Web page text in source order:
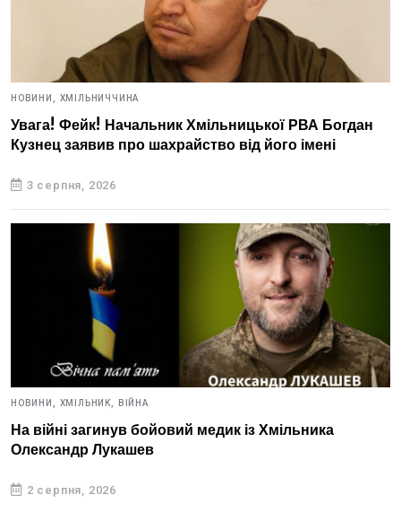
НОВИНИ, ХМІЛЬНИЧЧИНА
Увага! Фейк! Начальник Хмільницької РВА Богдан
Кузнец заявив про шахрайство від його імені
3 серпня, 2026
НОВИНИ, ХМІЛЬНИК, ВІЙНА
На війні загинув бойовий медик із Хмільника
Олександр Лукашев
2 серпня, 2026